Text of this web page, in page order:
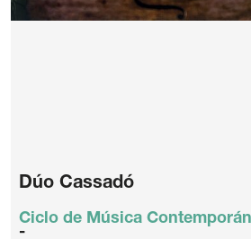
Dúo Cassadó
Ciclo de Música